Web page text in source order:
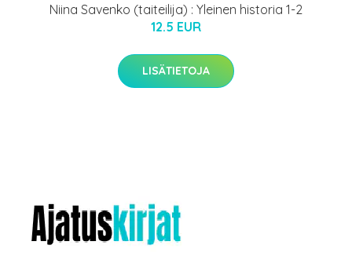
Niina Savenko (taiteilija) : Yleinen historia 1-2
12.5 EUR
LISÄTIETOJA